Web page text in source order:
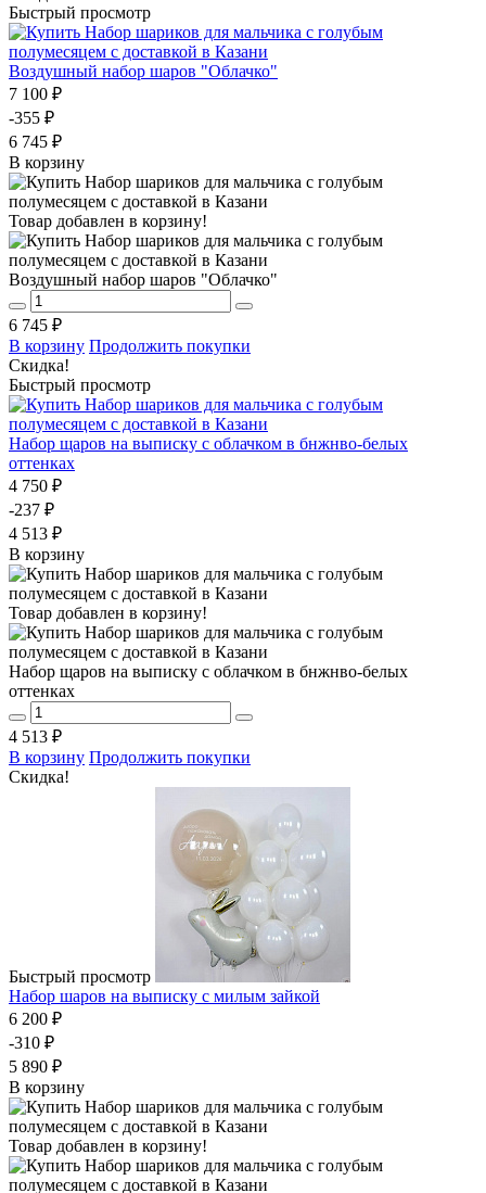
Быстрый просмотр
Воздушный набор шаров "Облачко"
7 100 ₽
-355 ₽
6 745 ₽
В корзину
Товар добавлен в корзину!
Воздушный набор шаров "Облачко"
6 745 ₽
В корзину Продолжить покупки
Скидка!
Быстрый просмотр
Набор щаров на выписку с облачком в бнжнво-белых
оттенках
4 750 ₽
-237 ₽
4 513 ₽
В корзину
Товар добавлен в корзину!
Набор щаров на выписку с облачком в бнжнво-белых
оттенках
4 513 ₽
В корзину Продолжить покупки
Скидка!
Быстрый просмотр
Набор шаров на выписку с милым зайкой
6 200 ₽
-310 ₽
5 890 ₽
В корзину
Товар добавлен в корзину!